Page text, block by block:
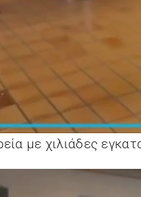
με χιλιάδες